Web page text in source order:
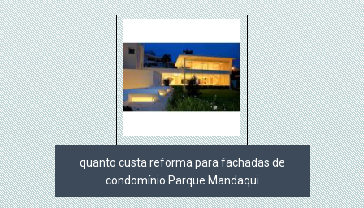
quanto custa reforma para fachadas de
condomínio Parque Mandaqui